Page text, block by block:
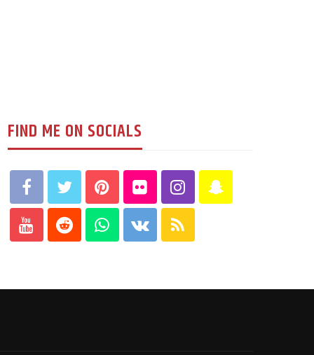
सिएनएस युकेको वार्षिक भेला
FIND ME ON SOCIALS